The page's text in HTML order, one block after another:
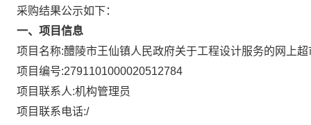
采购结果公示如下：
一、项目信息
项目名称:醴陵市王仙镇人民政府关于工程设计服务的网上
项目编号:2791101000020512784
项目联系人:机构管理员
项目联系电话:/